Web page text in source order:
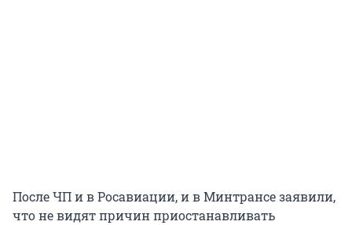
После ЧП и в Росавиации, и в Минтрансе заявили,
что не видят причин приостанавливать